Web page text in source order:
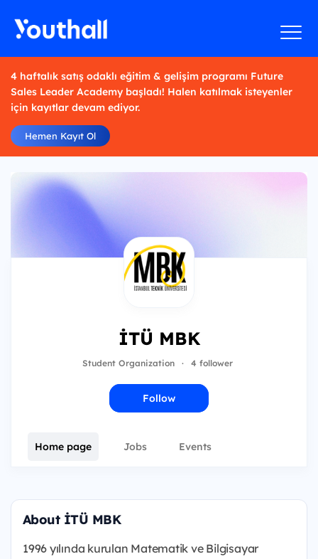
4 haftalık satış odaklı eğitim & gelişim programı Future
Sales Leader Academy başladı! Halen katılmak isteyenler
için kayıtlar devam ediyor.
Hemen Kayıt Ol
İTÜ MBK
Student Organization · 4 follower
Follow
Home page Jobs Events
About İTÜ MBK
1996 yılında kurulan Matematik ve Bilgisayar